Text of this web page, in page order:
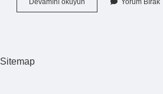
Devamını okuyun
Sarı
Yorum Bırak
Sitemap